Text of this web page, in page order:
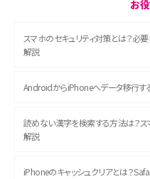
お
スマホのセキュリティ対策とは？
解説
AndroidからiPhoneへデータ移行す
読めない漢字を検索する方法は？
解説
iPhoneのキャッシュクリアとは？